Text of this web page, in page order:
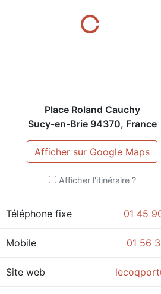
Place Roland Cauchy
Sucy-en-Brie 94370, France
Afficher sur Google Maps
Afficher l'itinéraire ?
01 45
Téléphone fixe
01 56
Mobile
Site web